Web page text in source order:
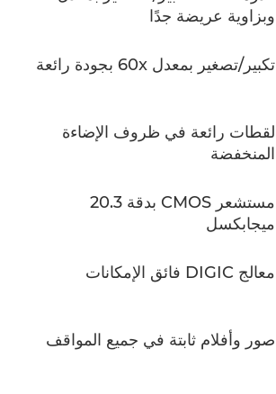
وبزاوية عريضة جدًا
تكبير/تصغير بمعدل 60x بجودة رائعة
لقطات رائعة في ظروف الإضاءة
المنخفضة
مستشعر CMOS بدقة 20.3
ميجابكسل
معالج DIGIC فائق الإمكانات
صور وأفلام ثابتة في جميع المواقف